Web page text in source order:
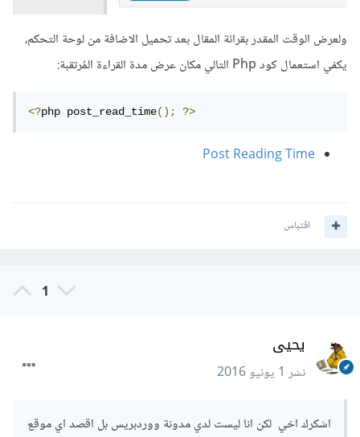
ولعرض الوقت المقدر بقرائة المقال بعد تحميل الاضافة من لوحة التحكم،
يكفي استعمال كود Php التالي مكان عرض مدة القراءة المُرتقبة:
<?php post_read_time(); ?>
Post Reading Time
اقتباس
1
يحيى
نشر1 يونيو 2016
اشكرك اخي لكن انا ليست لدي مدونة ووردبريس بل اقصد اي موقع